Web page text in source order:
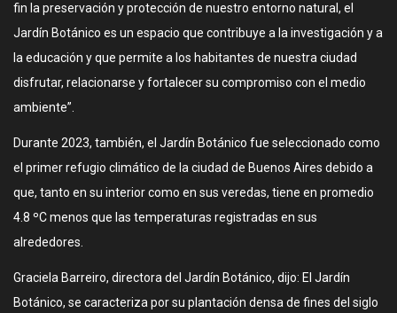
fin la preservación y protección de nuestro entorno natural, el
Jardín Botánico es un espacio que contribuye a la investigación y a
la educación y que permite a los habitantes de nuestra ciudad
disfrutar, relacionarse y fortalecer su compromiso con el medio
ambiente”.
Durante 2023, también, el Jardín Botánico fue seleccionado como
el primer refugio climático de la ciudad de Buenos Aires debido a
que, tanto en su interior como en sus veredas, tiene en promedio
4.8 ºC menos que las temperaturas registradas en sus
alrededores.
Graciela Barreiro, directora del Jardín Botánico, dijo: El Jardín
Botánico, se caracteriza por su plantación densa de fines del siglo